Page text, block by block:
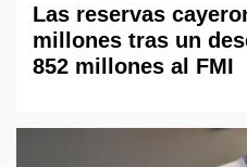
Las reservas
millones tras un
852 millones al FMI